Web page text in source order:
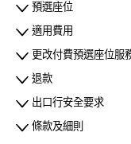
預選座位
適用費用
更改付費預選座位服
退款
出口行安全要求
條款及細則